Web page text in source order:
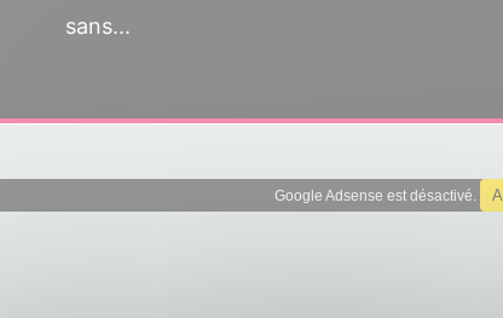
sans...
Google Adsense est désactivé.